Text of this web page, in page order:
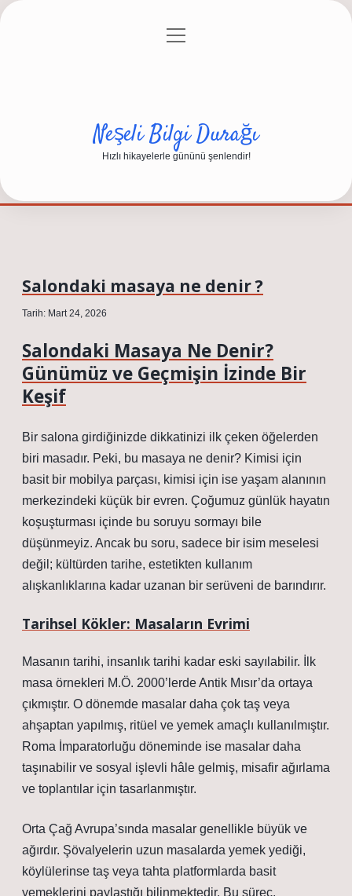
Gizlilik Politikası
menüyü
Neşeli Bilgi Durağı
Hızlı hikayelerle gününü şenlendir!
Salondaki masaya ne denir ?
Tarih: Mart 24, 2026
Salondaki Masaya Ne Denir?
Günümüz ve Geçmişin İzinde Bir
Keşif
Bir salona girdiğinizde dikkatinizi ilk çeken öğelerden
biri masadır. Peki, bu masaya ne denir? Kimisi için
basit bir mobilya parçası, kimisi için ise yaşam alanının
merkezindeki küçük bir evren. Çoğumuz günlük hayatın
koşuşturması içinde bu soruyu sormayı bile
düşünmeyiz. Ancak bu soru, sadece bir isim meselesi
değil; kültürden tarihe, estetikten kullanım
alışkanlıklarına kadar uzanan bir serüveni de barındırır.
Tarihsel Kökler: Masaların Evrimi
Masanın tarihi, insanlık tarihi kadar eski sayılabilir. İlk
masa örnekleri M.Ö. 2000’lerde Antik Mısır’da ortaya
çıkmıştır. O dönemde masalar daha çok taş veya
ahşaptan yapılmış, ritüel ve yemek amaçlı kullanılmıştır.
Roma İmparatorluğu döneminde ise masalar daha
taşınabilir ve sosyal işlevli hâle gelmiş, misafir ağırlama
ve toplantılar için tasarlanmıştır.
Orta Çağ Avrupa’sında masalar genellikle büyük ve
ağırdır. Şövalyelerin uzun masalarda yemek yediği,
köylülerinse taş veya tahta platformlarda basit
yemeklerini paylaştığı bilinmektedir. Bu süreç,